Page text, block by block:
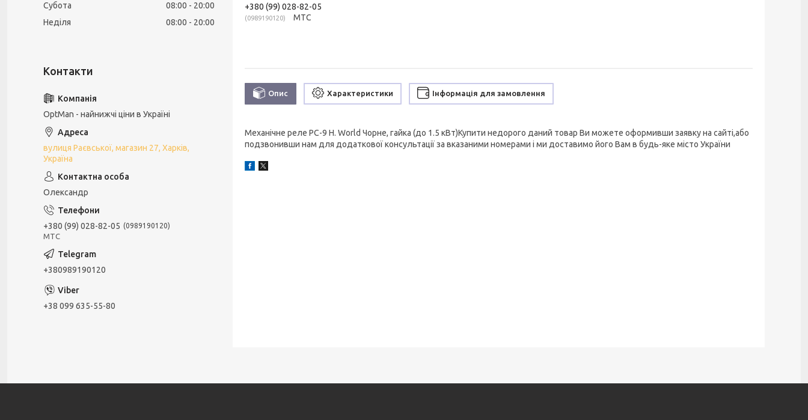
+380 (99) 028-82-05
0989190120 МТС
Опис Характеристики Інформація для замовлення
Механічне реле РС-9 H. World Чорне, гайка (до 1.5 кВт)Купити недорого даний товар Ви можете оформивши заявку на сайті,або
подзвонивши нам для додаткової консультації за вказаними номерами і ми доставимо його Вам в будь-яке місто України
Субота
08:00
20:00
Неділя
08:00 20:00
OptMan - найнижчі ціни в Україні
вулиця Раєвської, магазин 27, Харків,
Україна
Олександр
+380 (99) 028-82-05 0989190120
МТС
+380989190120
+38 099 635-55-80